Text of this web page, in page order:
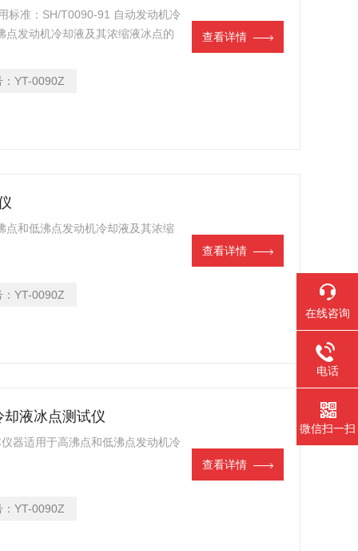
标准：SH/T0090-91 自动发动机冷
点发动机冷却液及其浓缩液冰点的
：YT-0090Z
查看详情
点和低沸点发动机冷却液及其浓缩
：YT-0090Z
查看详情
液冰点测试仪
器适用于高沸点和低沸点发动机冷
：YT-0090Z
查看详情
在线咨询
电话
微信扫一扫